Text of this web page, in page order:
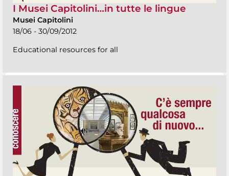
I Musei Capitolini…in tutte le lingue
Musei Capitolini
18/06 - 30/09/2012
Educational resources for all